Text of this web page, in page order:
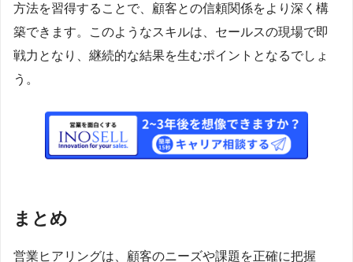
方法を習得することで、顧客との信頼関係をより深く構
築できます。このようなスキルは、セールスの現場で即
戦力となり、継続的な結果を生むポイントとなるでしょ
う。
まとめ
営業ヒアリングは、顧客のニーズや課題を正確に把握